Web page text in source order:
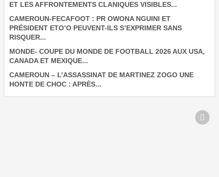
ET LES AFFRONTEMENTS CLANIQUES VISIBLES...
CAMEROUN-FECAFOOT : PR OWONA NGUINI ET
PRÉSIDENT ETO’O PEUVENT-ILS S’EXPRIMER SANS
RISQUER...
MONDE- COUPE DU MONDE DE FOOTBALL 2026 AUX USA,
CANADA ET MEXIQUE...
CAMEROUN – L’ASSASSINAT DE MARTINEZ ZOGO UNE
HONTE DE CHOC : APRÈS...